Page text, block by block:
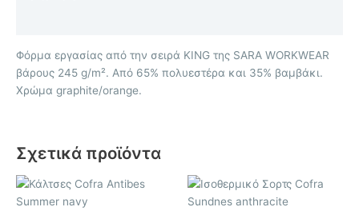
Φόρμα εργασίας από την σειρά KING της SARA WORKWEAR
βάρους 245 g/m². Από 65% πολυεστέρα και 35% βαμβάκι.
Χρώμα graphite/orange.
Σχετικά προϊόντα
Αυτό
το
Αυτό
το